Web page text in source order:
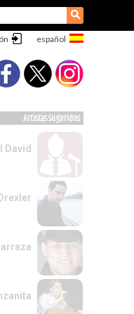
⚲
Artistas Sugeridos
David